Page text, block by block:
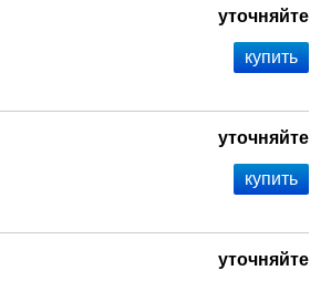
уточняйте
уточняйте
уточняйте